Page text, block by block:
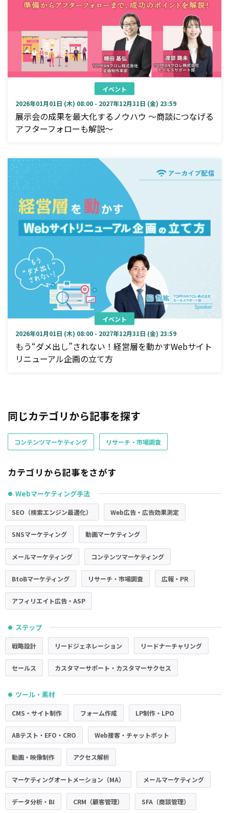
イベント
2026年01月01日 (木) 08:00 - 2027年12月31日 (金) 23:59
展示会の成果を最大化するノウハウ ～商談につなげる
アフターフォローも解説～
イベント
2026年01月01日 (木) 08:00 - 2027年12月31日 (金) 23:59
もう“ダメ出し”されない！経営層を動かすWebサイト
リニューアル企画の立て方
同じカテゴリから記事を探す
コンテンツマーケティング リサーチ・市場調査
カテゴリから記事をさがす
● Webマーケティング手法
SEO（検索エンジン最適化） Web広告・広告効果測定
SNSマーケティング 動画マーケティング
メールマーケティング コンテンツマーケティング
BtoBマーケティング リサーチ・市場調査 広報・PR
アフィリエイト広告・ASP
● ステップ
戦略設計 リードジェネレーション リードナーチャリング
セールス カスタマーサポート・カスタマーサクセス
● ツール・素材
CMS・サイト制作 フォーム作成 LP制作・LPO
ABテスト・EFO・CRO Web接客・チャットボット
動画・映像制作 アクセス解析
マーケティングオートメーション（MA） メールマーケティング
データ分析・BI CRM（顧客管理） SFA（商談管理）